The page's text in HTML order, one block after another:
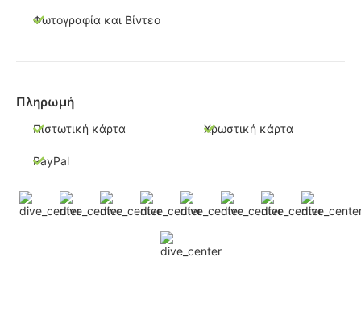
Φωτογραφία και Βίντεο
Πληρωμή
Πιστωτική κάρτα Χρωστική κάρτα
PayPal